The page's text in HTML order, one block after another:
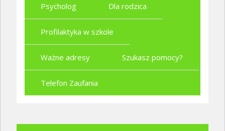
Psycholog Dla rodzica
Profilaktyka w szkole
Ważne adresy Szukasz pomocy?
Telefon Zaufania